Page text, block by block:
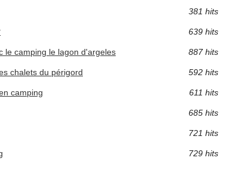
381 hits
639 hits
le camping le lagon d'argeles 887 hits
chalets du périgord 592 hits
camping 611 hits
685 hits
721 hits
729 hits